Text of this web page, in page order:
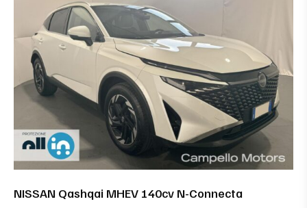
NISSAN Qashqai MHEV 140cv N-Connecta